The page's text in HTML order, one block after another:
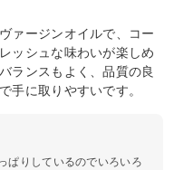
ァージンオイルで、コー
ッシュな味わいが楽しめ
ランスもよく、品質の良
手に取りやすいです。
ぱりしているのでいろいろ